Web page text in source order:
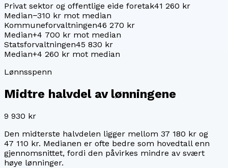
Privat sektor og offentlige eide foretak41 260 kr
Median−310 kr mot median
Kommuneforvaltningen46 270 kr
Median+4 700 kr mot median
Statsforvaltningen45 830 kr
Median+4 260 kr mot median
Lønnsspenn
Midtre halvdel av lønningene
9 930 kr
Den midterste halvdelen ligger mellom 37 180 kr og
47 110 kr. Medianen er ofte bedre som hovedtall enn
gjennomsnittet, fordi den påvirkes mindre av svært
høye lønninger.